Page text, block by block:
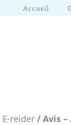
Accueil
E-reider / Avis